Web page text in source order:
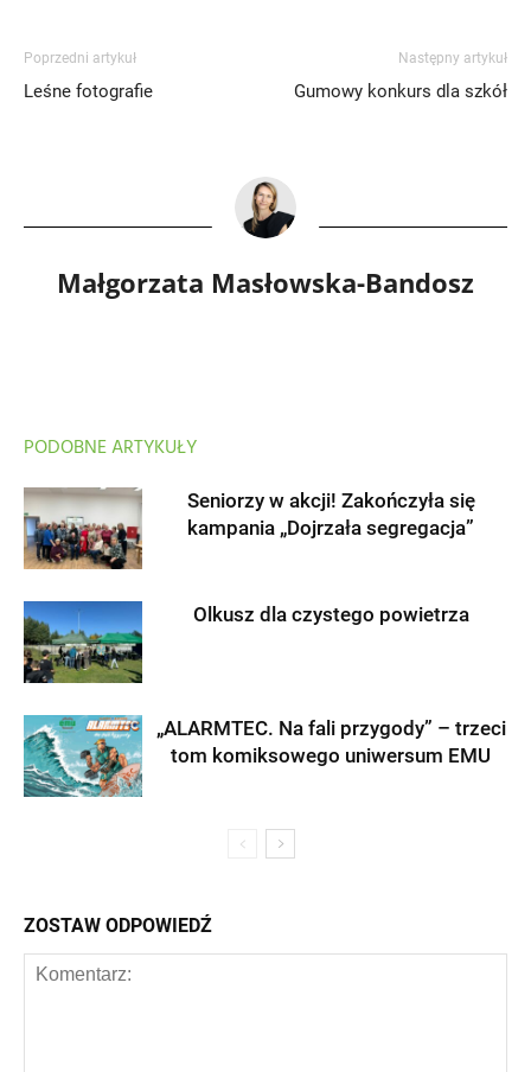
Poprzedni artykuł
Leśne fotografie
Następny artykuł
Gumowy konkurs dla szkół
Małgorzata Masłowska-Bandosz
PODOBNE ARTYKUŁY
Seniorzy w akcji! Zakończyła się
kampania „Dojrzała segregacja”
Olkusz dla czystego powietrza
„ALARMTEC. Na fali przygody” – trzeci
tom komiksowego uniwersum EMU
ZOSTAW ODPOWIEDŹ